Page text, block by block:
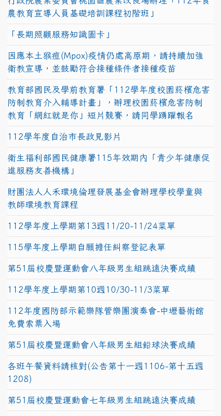
農教育宣導人員基礎培訓課程初階班」
「長期照顧服務知識圖卡」
因應本土猴痘(Mpox)疫情仍處高原期，請持續加強
衛教宣導，並鼓勵符合接種條件者接種疫苗
教育部國民及學前教育署「112學年度校園菸檳危害
防制教育介入輔導計畫」，辦理校園菸檳危害防制
教育「網紅就是你」短片競賽，請同學踴躍報名
112學年度自治市長政見影片
衛生福利部國民健康署115年效期內「青少年健康促
進服務友善機構」
財團法人人禾環境倫理發展基金會辦理學校學童與
教師環境教育課程
112學年度上學期第13週11/20-11/24菜單
115學年度上學期自願擔任糾察登記表單
第51屆校慶暨運動會八年級男生組跳遠決賽成績
112學年度上學期第10週10/30-11/3菜單
112年度國防部示範樂隊管樂團演奏會-中壢藝術館
免費索票入場
第51屆校慶暨運動會八年級男生組鉛球決賽成績
各班午餐資料請核對(公告第十一週1106-第十五週
1208)
第51屆校慶暨運動會七年級男生組跳遠決賽成績